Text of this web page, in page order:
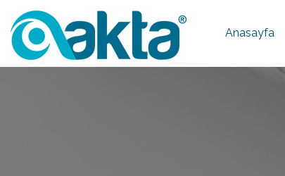
Anasayfa